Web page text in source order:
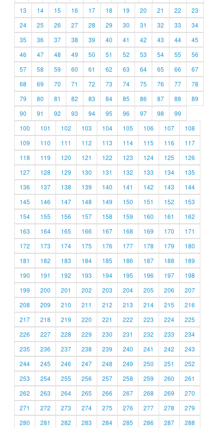
13
14 15 16 17 18 19 20 21 22
23
24
25 26 27 28 29 30 31 32 33
34
35
36 37 38 39 40 41 42 43 44
45
46
47 48 49 50 51 52 53 54 55
56
57
58 59 60 61 62 63 64 65 66
67
68
69 70 71 72 73 74 75 76 77
78
79
80 81 82 83 84 85 86 87 88
89
90
91 92 93 94 95 96 97 98
99
100
101 102 103 104 105 106 107
108
109
110 111 112 113 114 115 116
117
118
119 120 121 122 123 124 125
126
127
128 129 130 131 132 133 134
135
136
137 138 139 140 141 142 143
144
145
146 147 148 149 150 151 152
153
154
155 156 157 158 159 160 161
162
163
164 165 166 167 168 169 170
171
172
173 174 175 176 177 178 179
180
181
182 183 184 185 186 187 188
189
190
191 192 193 194 195 196 197
198
199
200 201 202 203 204 205 206
207
208
209 210 211 212 213 214 215
216
217
218 219 220 221 222 223 224
225
226
227 228 229 230 231 232 233
234
235
236 237 238 239 240 241 242
243
244
245 246 247 248 249 250 251
252
253
254 255 256 257 258 259 260
261
262
263 264 265 266 267 268 269
270
271
272 273 274 275 276 277 278
279
280
281 282 283 284 285 286 287 288